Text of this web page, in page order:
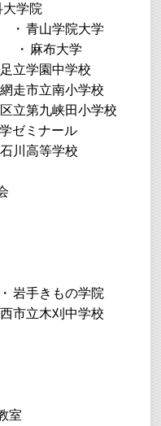
学院
青山学院大学
麻布大学
足立学園中学校
網走市立南小学校
立第九峡田小学校
ゼミナール
石川高等学校
岩手きもの学院
市立木刈中学校
室